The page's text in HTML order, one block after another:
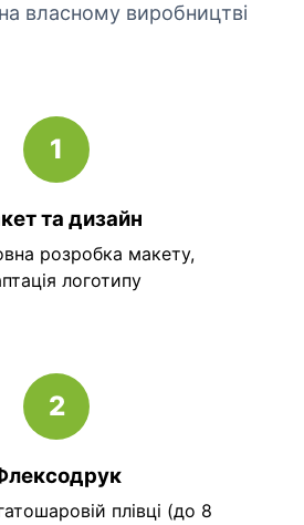
власному виробництві
1
та дизайн
розробка макету,
логотипу
2
плівці (до 8